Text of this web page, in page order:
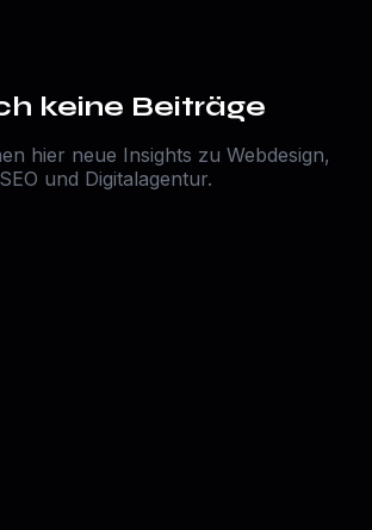
keine Beiträge
hier neue Insights zu Webdesign,
SEO und Digitalagentur.